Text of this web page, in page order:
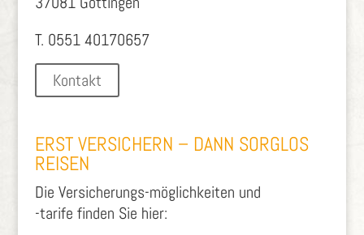
T. 0551 40170657
Kontakt
ERST VERSICHERN – DANN SORGLOS
REISEN
Die Versicherungs-möglichkeiten und
-tarife finden Sie hier: